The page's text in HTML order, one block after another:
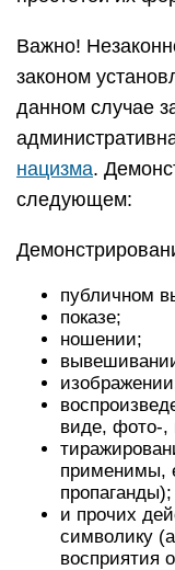
Важно!
законом
данном случае
нацизма.
следующем:
публичном
показе;
ношении;
виде, фото-,
применимы,
пропаганды);
и прочих
символику
восприятия